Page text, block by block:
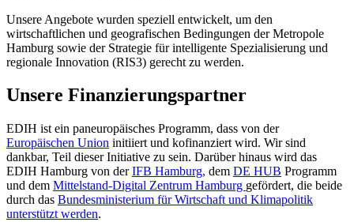
Unsere Angebote wurden speziell entwickelt, um den
wirtschaftlichen und geografischen Bedingungen der Metropole
Hamburg sowie der Strategie für intelligente Spezialisierung und
regionale Innovation (RIS3) gerecht zu werden.
Unsere Finanzierungspartner
EDIH ist ein paneuropäisches Programm, dass von der
Europäischen Union initiiert und kofinanziert wird. Wir sind
dankbar, Teil dieser Initiative zu sein. Darüber hinaus wird das
EDIH Hamburg von derIFB Hamburg, dem DE HUB Programm
und dem Mittelstand-Digital Zentrum Hamburg gefördert, die beide
durch das Bundesministerium für Wirtschaft und Klimapolitik
unterstützt werden.